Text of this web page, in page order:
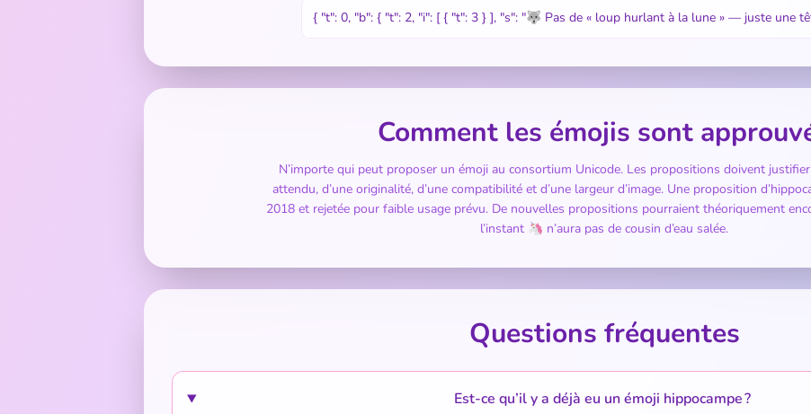
{ "t": 0, "b": { "t": 2, "i": [ { "t": 3 } ], "s": "🐺 Pas de « loup hurlant à la lune » — juste une
Comment les émojis sont
N’importe qui peut proposer un émoji au consortium Unicode. Les propositions doivent justifier
attendu, d’une originalité, d’une compatibilité et d’une largeur d’image. Une proposition
2018 et rejetée pour faible usage prévu. De nouvelles propositions pourraient théoriquement
l’instant 🦄 n’aura pas de cousin d’eau salée.
Questions fréquentes
Est-ce qu’il y a déjà eu un émoji hippocampe ?